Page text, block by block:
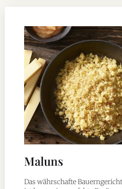
Maluns
Das währschafte